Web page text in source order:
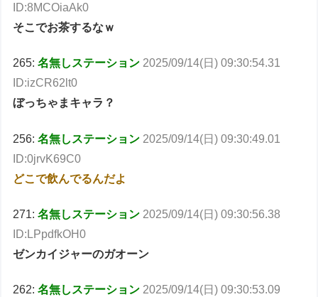
ID:8MCOiaAk0
そこでお茶するなｗ
265:名無しステーション 2025/09/14(日) 09:30:54.31
ID:izCR62lt0
ぼっちゃまキャラ？
256:名無しステーション 2025/09/14(日) 09:30:49.01
ID:0jrvK69C0
どこで飲んでるんだよ
271:名無しステーション 2025/09/14(日) 09:30:56.38
ID:LPpdfkOH0
ゼンカイジャーのガオーン
262:名無しステーション 2025/09/14(日) 09:30:53.09